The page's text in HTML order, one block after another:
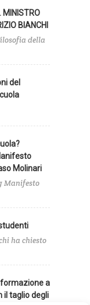
MINISTRO
BIANCHI
della
del
Molinari
Manifesto
ha chiesto
a
il taglio degli